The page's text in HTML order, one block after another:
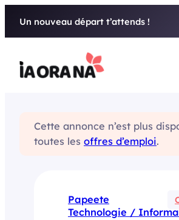
Un nouveau départ t’attends !
Cette annonce n’est plus
toutes les offres d’emploi.
Papeete
Technologie /